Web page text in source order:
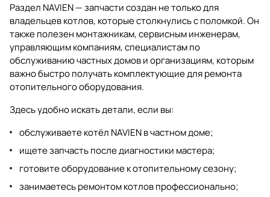
Раздел NAVIEN — запчасти создан не только для
владельцев котлов, которые столкнулись с поломкой. Он
также полезен монтажникам, сервисным инженерам,
управляющим компаниям, специалистам по
обслуживанию частных домов и организациям, которым
важно быстро получать комплектующие для ремонта
отопительного оборудования.
Здесь удобно искать детали, если вы:
обслуживаете котёл NAVIEN в частном доме;
ищете запчасть после диагностики мастера;
готовите оборудование к отопительному сезону;
занимаетесь ремонтом котлов профессионально;